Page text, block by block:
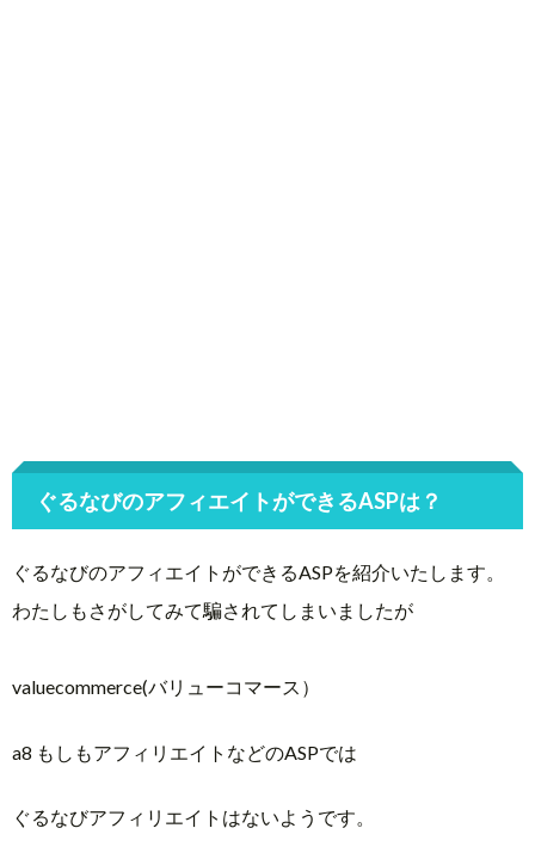
ぐるなびのアフィエイトができるASPは？
ぐるなびのアフィエイトができるASPを紹介いたします。
わたしもさがしてみて騙されてしまいましたが
valuecommerce(バリューコマース）
a8 もしもアフィリエイトなどのASPでは
ぐるなびアフィリエイトはないようです。